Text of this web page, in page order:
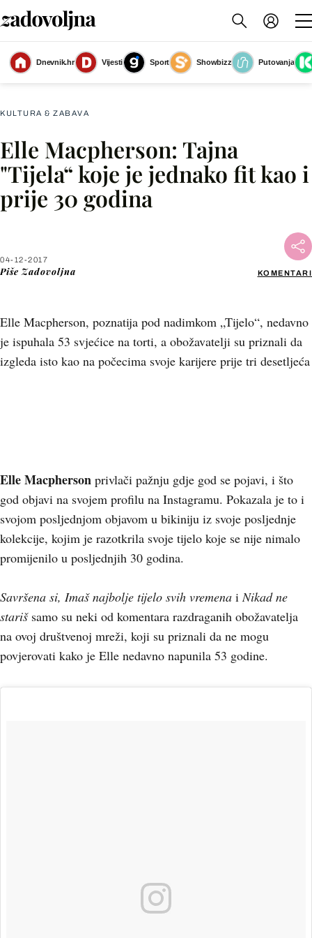
Dnevnik.hr Vijesti Sport Showbizz
Putovanja
Elle Macpherson - 3
(Foto: Profimedia.hr)
KULTURA & ZABAVA
Elle Macpherson: Tajna
"Tijela“ koje je jednako fit kao i
prije 30 godina
04-12-2017
Piše Zadovoljna KOMENTARI
Elle Macpherson, poznatija pod nadimkom „Tijelo“, nedavno
je ispuhala 53 svjećice na torti, a obožavatelji su priznali da
izgleda isto kao na počecima svoje karijere prije tri desetljeća
Facebook
X
Elle Macpherson privlači pažnju gdje god se pojavi, i što
god objavi na svojem profilu na Instagramu. Pokazala je to i
svojom posljednjom objavom u bikiniju iz svoje posljednje
kolekcije, kojim je razotkrila svoje tijelo koje se nije nimalo
promijenilo u posljednjih 30 godina.
Savršena si, Imaš najbolje tijelo svih vremena iNikad ne
starišsamo su neki od komentara razdraganih obožavatelja
na ovoj društvenoj mreži, koji su priznali da ne mogu
povjerovati kako je Elle nedavno napunila 53 godine.